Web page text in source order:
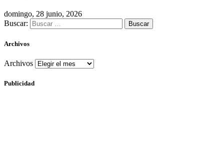
domingo, 28 junio, 2026
Buscar:
Archivos
Archivos
Publicidad